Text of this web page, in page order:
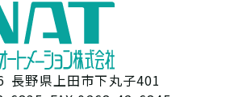
長野県上田市下丸子401